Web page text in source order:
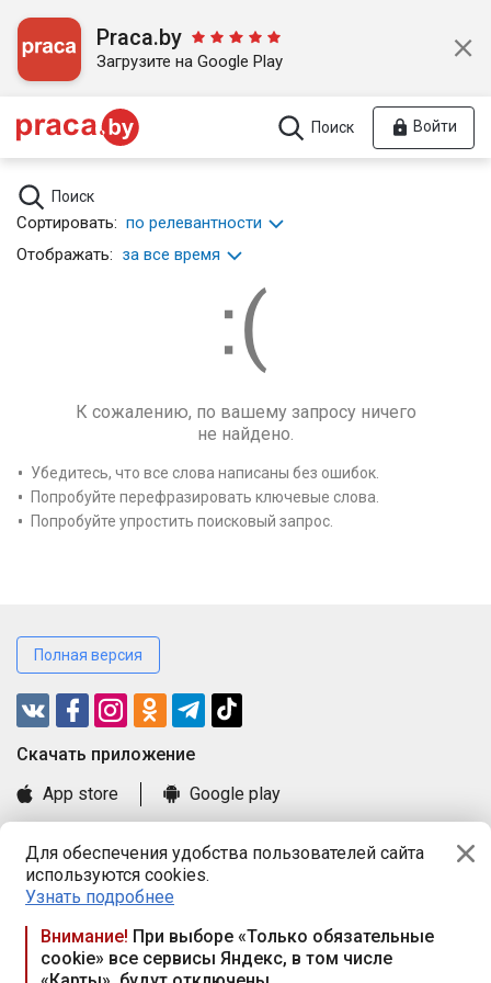
Для обеспечения удобства пользователей сайта
используются cookies.
Узнать подробнее
Внимание! При выборе «Только обязательные
cookie» все сервисы Яндекс, в том числе
Praca.by
Загрузите на Google Play
Поиск Войти
Поиск
Сортировать: по релевантности
Отображать: за все время
К сожалению, по вашему запросу ничего
не найдено.
Убедитесь, что все слова написаны без ошибок.
Попробуйте перефразировать ключевые слова.
Попробуйте упростить поисковый запрос.
Полная версия
Cкачать приложение
App store
Google play
Книга замечаний и предложений
Правила и документы
Praca.by © 2000—2026, ООО «ПРАЦА БАЙ»
Республика Беларусь, 220114, г. Минск, пр-т Независимости
117а, пом. № 9.